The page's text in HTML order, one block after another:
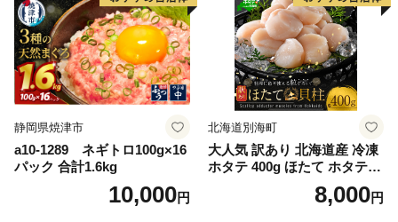
静岡県焼津市
a10-1289 ネギトロ100g×16
パック 合計1.6kg
10,000円
北海道別海町
大人気 訳あり 北海道産 冷凍
ホタテ 400g ほたて ホタテ
8,000円